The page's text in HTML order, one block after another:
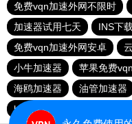
免费vqn加速外网不限时
加速器试用七天
INS下
免费vqn加速外网安卓
小牛加速器
苹果免费
海鸥加速器
油管加速器
hammer加速器